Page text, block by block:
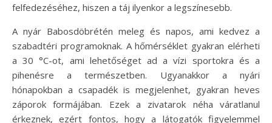
felfedezéséhez, hiszen a táj ilyenkor a legszínesebb.
A nyár Babosdöbrétén meleg és napos, ami kedvez a
szabadtéri programoknak. A hőmérséklet gyakran elérheti
a 30 °C-ot, ami lehetőséget ad a vízi sportokra és a
pihenésre a természetben. Ugyanakkor a nyári
hónapokban a csapadék is megjelenhet, gyakran heves
záporok formájában. Ezek a zivatarok néha váratlanul
érkeznek, ezért fontos, hogy a látogatók figyelemmel